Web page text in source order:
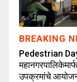
BREAKING
Pedestrian
उपक्रमांचे